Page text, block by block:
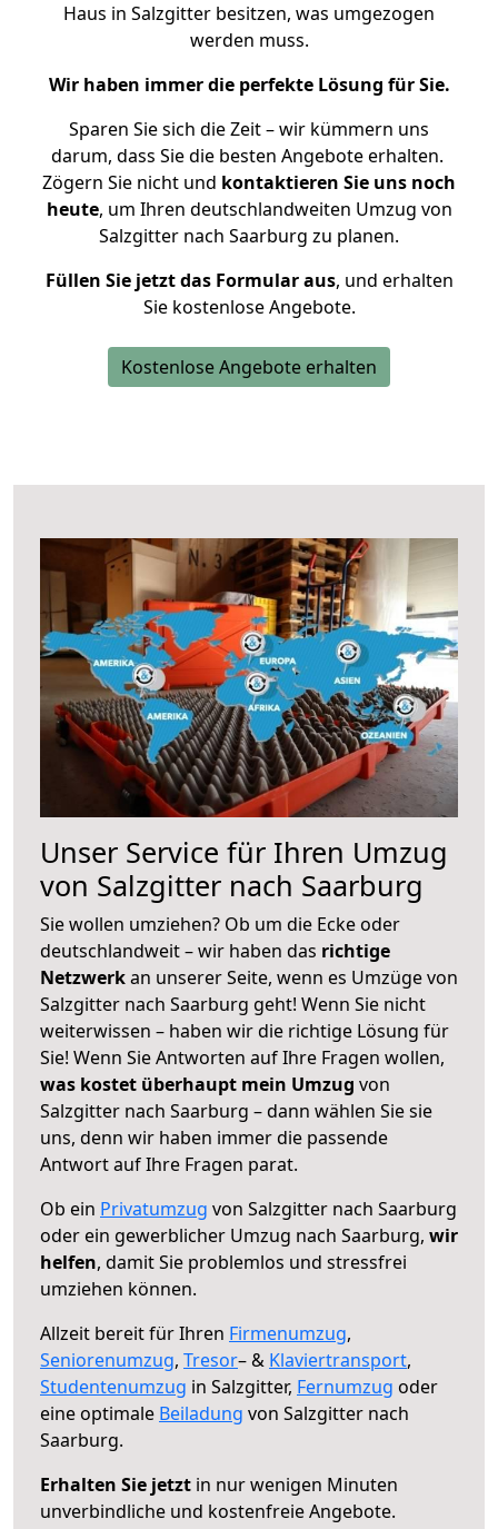
Haus in Salzgitter besitzen, was umgezogen
werden muss.
Wir haben immer die perfekte Lösung für Sie.
Sparen Sie sich die Zeit – wir kümmern uns
darum, dass Sie die besten Angebote erhalten.
Zögern Sie nicht und kontaktieren Sie uns noch
heute, um Ihren deutschlandweiten Umzug von
Salzgitter nach Saarburg zu planen.
Füllen Sie jetzt das Formular aus, und erhalten
Sie kostenlose Angebote.
Kostenlose Angebote erhalten
Unser Service für Ihren Umzug
von Salzgitter nach Saarburg
Sie wollen umziehen? Ob um die Ecke oder
deutschlandweit – wir haben das richtige
Netzwerkan unserer Seite, wenn es Umzüge von
Salzgitter nach Saarburg geht! Wenn Sie nicht
weiterwissen – haben wir die richtige Lösung für
Sie! Wenn Sie Antworten auf Ihre Fragen wollen,
was kostet überhaupt mein Umzug von
Salzgitter nach Saarburg – dann wählen Sie sie
uns, denn wir haben immer die passende
Antwort auf Ihre Fragen parat.
Ob ein Privatumzug von Salzgitter nach Saarburg
oder ein gewerblicher Umzug nach Saarburg, wir
helfen, damit Sie problemlos und stressfrei
umziehen können.
Allzeit bereit für Ihren Firmenumzug,
Seniorenumzug, Tresor– & Klaviertransport,
Studentenumzug in Salzgitter, Fernumzug oder
eine optimale Beiladung von Salzgitter nach
Saarburg.
Erhalten Sie jetzt in nur wenigen Minuten
unverbindliche und kostenfreie Angebote.